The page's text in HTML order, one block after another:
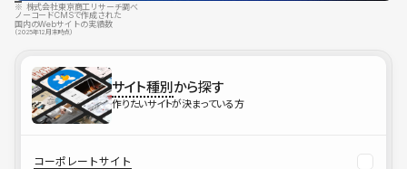
※ 株式会社東京商工リサーチ調べ
ノーコードCMSで作成された
国内のWebサイトの実績数
（2025年12月末時点）
サイト種別から探す
作りたいサイトが決まっている方
コーポレートサイト